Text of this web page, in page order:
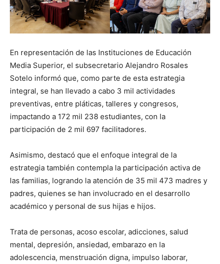
En representación de las Instituciones de Educación
Media Superior, el subsecretario Alejandro Rosales
Sotelo informó que, como parte de esta estrategia
integral, se han llevado a cabo 3 mil actividades
preventivas, entre pláticas, talleres y congresos,
impactando a 172 mil 238 estudiantes, con la
participación de 2 mil 697 facilitadores.
Asimismo, destacó que el enfoque integral de la
estrategia también contempla la participación activa de
las familias, logrando la atención de 35 mil 473 madres y
padres, quienes se han involucrado en el desarrollo
académico y personal de sus hijas e hijos.
Trata de personas, acoso escolar, adicciones, salud
mental, depresión, ansiedad, embarazo en la
adolescencia, menstruación digna, impulso laborar,